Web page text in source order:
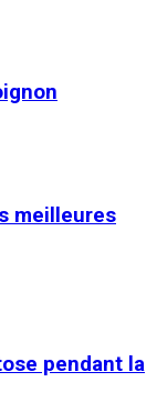
meilleures
pendant la